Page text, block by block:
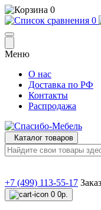
0
0
Меню
О нас
Доставка по РФ
Контакты
Распродажа
Каталог товаров
+7 (499) 113-55-17
0 0р.